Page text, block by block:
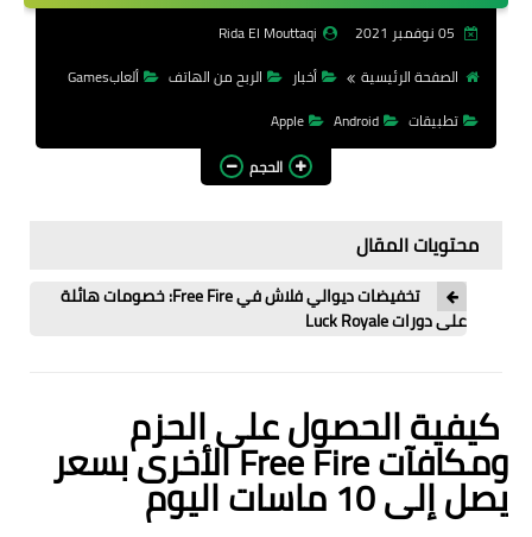
Rida El Mouttaqi
الصفحة الرئيسية
أخبار الربح من الهاتف
ألعابGames
تطبيقات
Android
Apple
الحجم
محتويات المقال
تخفيضات ديوالي فلاش في Free Fire: خصومات هائلة
على دورات Luck Royale
كيفية الحصول على الحزم
ومكافآت Free Fire الأخرى بسعر
يصل إلى 10 ماسات اليوم